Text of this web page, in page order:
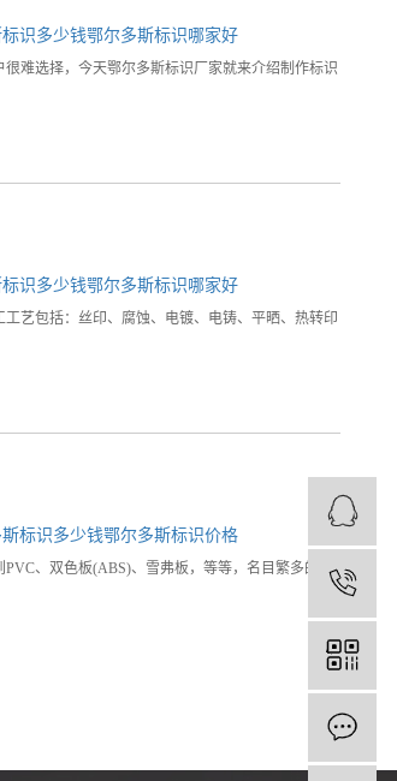
识多少钱鄂尔多斯标识哪家好
难选择，今天鄂尔多斯标识厂家就来介绍制作标识
识多少钱鄂尔多斯标识哪家好
艺包括：丝印、腐蚀、电镀、电铸、平晒、热转印
标识多少钱鄂尔多斯标识价格
、双色板(ABS)、雪弗板，等等，名目繁多的材